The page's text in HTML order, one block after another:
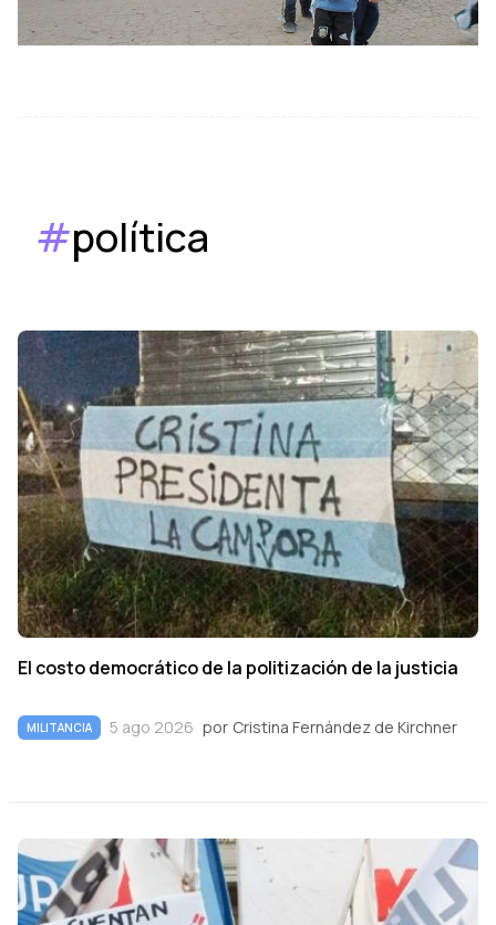
#política
El costo democrático de la politización de la justicia
MILITANCIA 5 ago 2026 por Cristina Fernández de Kirchner